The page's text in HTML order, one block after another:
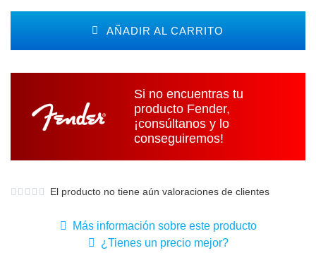
AÑADIR AL CARRITO
Si no encuentras tu
producto Fender,
¡consúltanos y lo
conseguiremos!
El producto no tiene aún valoraciones de clientes
Más información sobre este producto
¿Tienes un precio mejor?